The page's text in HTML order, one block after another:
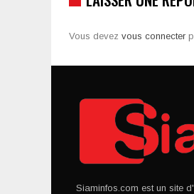
Vous devez vous connecter
Siaminfos.com est un site